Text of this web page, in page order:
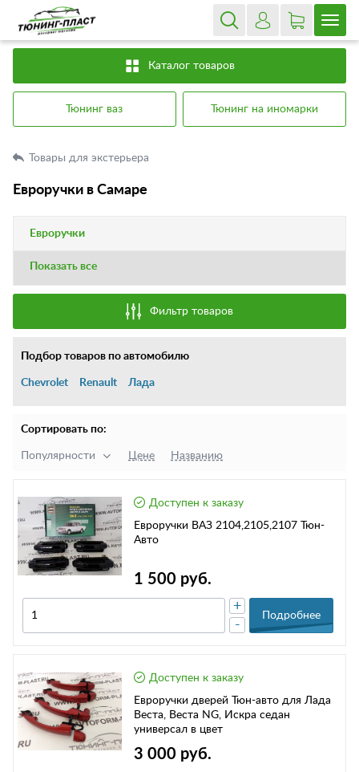
Каталог товаров
Тюнинг ваз Тюнинг на иномарки
Товары для экстерьера
Евроручки в Самаре
Евроручки
Показать все
Фильтр товаров
Подбор товаров по автомобилю
Chevrolet Renault Лада
Сортировать по:
Популярности Цене Названию
Доступен к заказу
Евроручки ВАЗ 2104,2105,2107 Тюн-
Авто
1 500 руб.
-
+
Подробнее
Доступен к заказу
Евроручки дверей Тюн-авто для Лада
Веста, Веста NG, Искра седан
универсал в цвет
3 000 руб.